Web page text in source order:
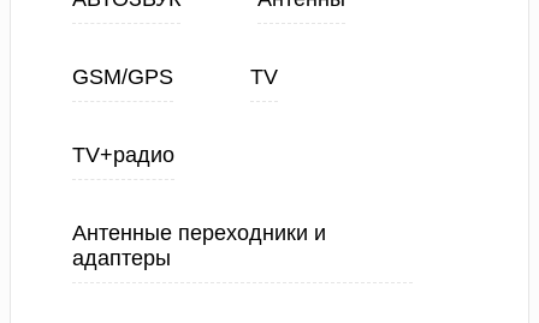
GSM/GPS TV
TV+радио
Антенные переходники и
адаптеры